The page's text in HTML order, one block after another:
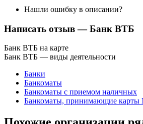
Нашли ошибку в описании?
Написать отзыв— Банк ВТБ
Банк ВТБ на карте
Банк ВТБ — виды деятельности
Банки
Банкоматы
Банкоматы с приемом наличных
Банкоматы, принимающие